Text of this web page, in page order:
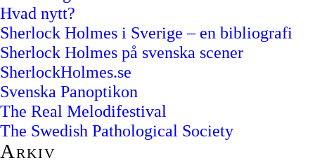
Hvad nytt?
Sherlock Holmes i Sverige – en bibliografi
Sherlock Holmes på svenska scener
SherlockHolmes.se
Svenska Panoptikon
The Real Melodifestival
The Swedish Pathological Society
Arkiv